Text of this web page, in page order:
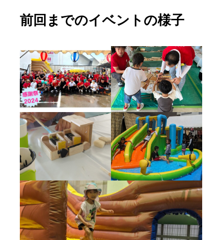
前回までのイベントの様子